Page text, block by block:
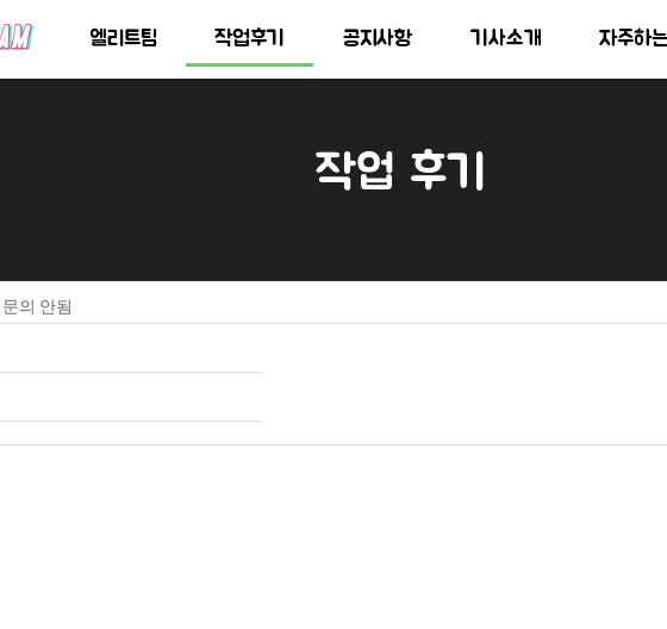
엘리트팀 작업후기 공지사항 기사소개 자주하
작업 후기